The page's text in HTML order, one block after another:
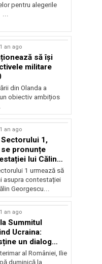
pentru alegerile
...
1 an ago
să își
militare
din Olanda a
obiectiv ambițios
1 an ago
1,
pronunțe
lui Călin
controlul
1 urmează să
asupra contestației
Georgescu...
1 an ago
Summitul
Ucraina:
un dialog
pentru securitate
al României, Ilie
duminică la